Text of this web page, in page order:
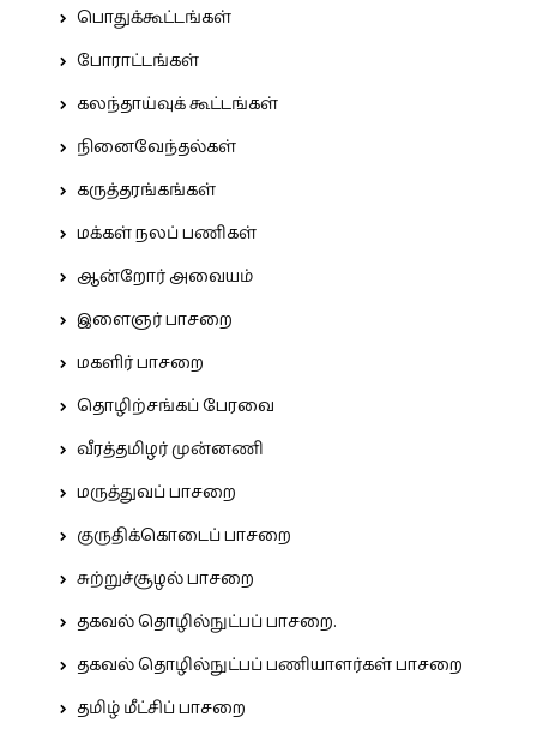
பொதுக்கூட்டங்கள்
போராட்டங்கள்
கலந்தாய்வுக் கூட்டங்கள்
நினைவேந்தல்கள்
கருத்தரங்கங்கள்
மக்கள் நலப் பணிகள்
ஆன்றோர் அவையம்
இளைஞர் பாசறை
மகளிர் பாசறை
தொழிற்சங்கப் பேரவை
வீரத்தமிழர் முன்னணி
மருத்துவப் பாசறை
குருதிக்கொடைப் பாசறை
சுற்றுச்சூழல் பாசறை
தகவல் தொழில்நுட்பப் பாசறை.
தகவல் தொழில்நுட்பப் பணியாளர்கள் பாசறை
தமிழ் மீட்சிப் பாசறை